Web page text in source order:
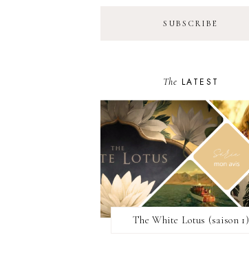
The LATEST
The White Lotus (saison 1)